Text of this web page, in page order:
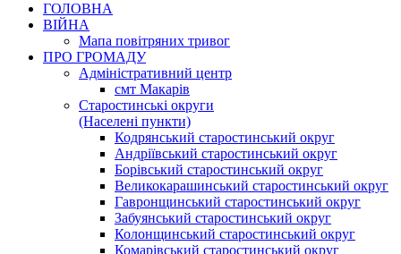
ГОЛОВНА
ВІЙНА
Мапа повітряних тривог
ПРО ГРОМАДУ
Aдміністративний центр
смт Макарів
Старостинські округи
(Населені пункти)
Кодрянський старостинський округ
Андріївський старостинський округ
Борівський старостинський округ
Великокарашинський старостинський округ
Гавронщинський старостинський округ
Забуянський старостинський округ
Колонщинський старостинський округ
Комарівський старостинський округ